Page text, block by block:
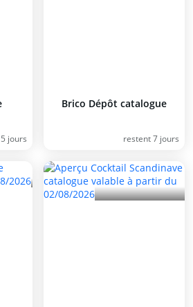
jours
Brico Dépôt catalogue
restent 7 jours